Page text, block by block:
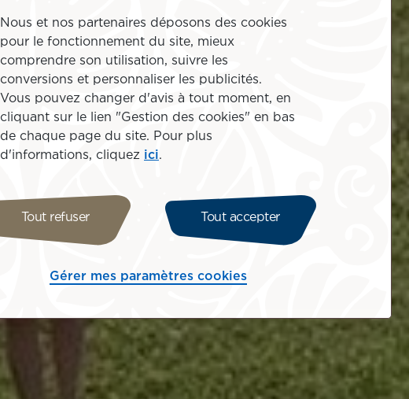
Nous et nos partenaires déposons des cookies
pour le fonctionnement du site, mieux
comprendre son utilisation, suivre les
conversions et personnaliser les publicités.
Vous pouvez changer d'avis à tout moment, en
cliquant sur le lien "Gestion des cookies" en bas
de chaque page du site. Pour plus
d'informations, cliquez ici.
Tout refuser Tout accepter
Gérer mes paramètres cookies